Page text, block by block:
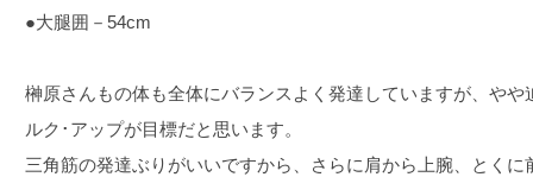
●大腿囲－54cm
榊原さんもの体も全体にバランスよく発達していますが、や
ルク･アップが目標だと思います。
三角筋の発達ぶりがいいですから、さらに肩から上腕、とく